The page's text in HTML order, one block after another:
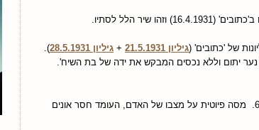
שיר הלל לסתיו.
של 'כתובים' (גיליון 21.5.1931 + גיליון 28.5.1931
).
יתום וללא נכסים המבקש את ידה של בת השיח'.
, פורסם ב'כתובים' ב-6.8.1931. מסה פיוטית על מצבו של האדם, העומד חסר אונים